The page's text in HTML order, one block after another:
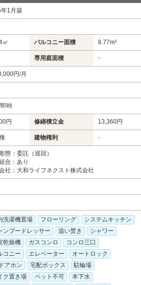
1月築
㎡ バルコニー面積 8.77m²
専用庭面積 -
円/月
時
円 修繕積立金 13,360円
建物権利 -
態：委託（巡回）
合：あり
社：大和ライフネクスト株式会社
洗濯機置場 フローリング
システムキッチン
ンプードレッサー
追い焚き
シャワー
乾燥機
ガスコンロ
コンロ三口
コニー
エレベーター
オートロック
アホン
宅配ボックス
駐輪場
ク置き場
ペット不可
本下水